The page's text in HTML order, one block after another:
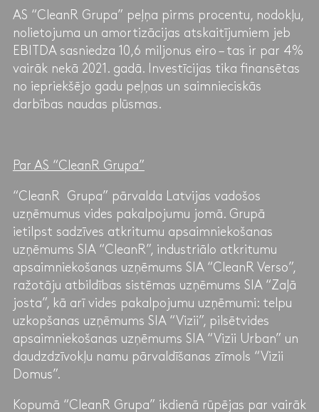
AS “CleanR Grupa” peļņa pirms procentu, nodokļu,
nolietojuma un amortizācijas atskaitījumiem jeb
EBITDA sasniedza 10,6 miljonus eiro – tas ir par 4%
vairāk nekā 2021. gadā. Investīcijas tika finansētas
no iepriekšējo gadu peļņas un saimnieciskās
darbības naudas plūsmas.
Par AS “CleanR Grupa”
“CleanR Grupa” pārvalda Latvijas vadošos
uzņēmumus vides pakalpojumu jomā. Grupā
ietilpst sadzīves atkritumu apsaimniekošanas
uzņēmums SIA “CleanR”, industriālo atkritumu
apsaimniekošanas uzņēmums SIA “CleanR Verso”,
ražotāju atbildības sistēmas uzņēmums SIA “Zaļā
josta”, kā arī vides pakalpojumu uzņēmumi: telpu
uzkopšanas uzņēmums SIA “Vizii”, pilsētvides
apsaimniekošanas uzņēmums SIA “Vizii Urban” un
daudzdzīvokļu namu pārvaldīšanas zīmols “Vizii
Domus”.
Kopumā “CleanR Grupa” ikdienā rūpējas par vairāk